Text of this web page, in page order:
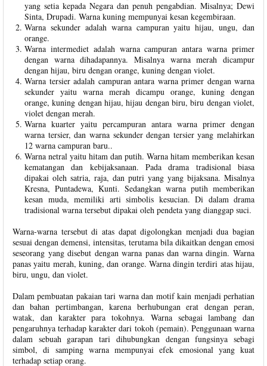
yang setia kepada Negara dan penuh pengabdian. Misalnya; Dewi
Sinta, Drupadi. Warna kuning mempunyai kesan kegembiraan.
Warna sekunder adalah warna campuran yaitu hijau, ungu, dan
orange.
Warna intermediet adalah warna campuran antara warna primer
dengan warna dihadapannya. Misalnya warna merah dicampur
dengan hijau, biru dengan orange, kuning dengan violet.
Warna tersier adalah campuran antara warna primer dengan warna
sekunder yaitu warna merah dicampu orange, kuning dengan
orange, kuning dengan hijau, hijau dengan biru, biru dengan violet,
violet dengan merah.
Warna kuarter yaitu percampuran antara warna primer dengan
warna tersier, dan warna sekunder dengan tersier yang melahirkan
12 warna campuran baru..
Warna netral yaitu hitam dan putih. Warna hitam memberikan kesan
kematangan dan kebijaksanaan. Pada drama tradisional biasa
dipakai oleh satria, raja, dan putri yang yang bijaksana. Misalnya
Kresna, Puntadewa, Kunti. Sedangkan warna putih memberikan
kesan muda, memiliki arti simbolis kesucian. Di dalam drama
tradisional warna tersebut dipakai oleh pendeta yang dianggap suci.
Warna-warna tersebut di atas dapat digolongkan menjadi dua bagian
sesuai dengan demensi, intensitas, terutama bila dikaitkan dengan emosi
seseorang yang disebut dengan warna panas dan warna dingin. Warna
panas yaitu merah, kuning, dan orange. Warna dingin terdiri atas hijau,
biru, ungu, dan violet.
Dalam pembuatan pakaian tari warna dan motif kain menjadi perhatian
dan bahan pertimbangan, karena berhubungan erat dengan peran,
watak, dan karakter para tokohnya. Warna sebagai lambang dan
pengaruhnya terhadap karakter dari tokoh (pemain). Penggunaan warna
dalam sebuah garapan tari dihubungkan dengan fungsinya sebagi
simbol, di samping warna mempunyai efek emosional yang kuat
terhadap setiap orang.